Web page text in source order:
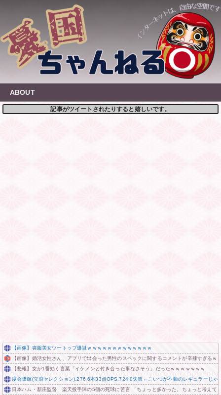
content
ABOUT
記事がツイートされたりすると嬉しいです。
【画像】喪服美女ツートップ爆誕ｗｗｗｗｗｗｗｗｗｗｗｗｗ
【画像】婚活女性さん、アプリで出会った男性のスペックに関するコメントが辛辣すぎるｗ
【悲報】女が1番効く言葉「イケメンと付き合った事なさそう」だったｗｗｗｗｗｗｗ
度会隆輝(立浪セレクション).276 6本33点OPS.724 0失策←こいつが不動のレギュラーじゃ
日本ハム・新庄監督 楽天投手陣の5個の死球に苦言 「ちょっと多かった。ちょっと考えて